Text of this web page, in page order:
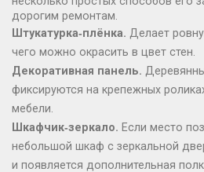
дорогим ремонтам.
Штукатурка‑плёнка. Делает
чего можно окрасить в цвет стен.
Декоративная панель.
фиксируются на крепежных
мебели.
Шкафчик‑зеркало. Если место
небольшой шкаф с зеркальной
и появляется дополнительная